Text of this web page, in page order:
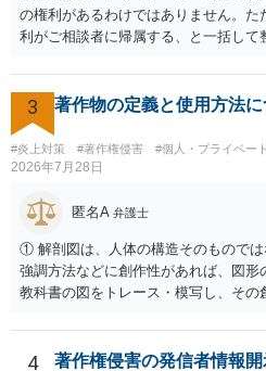
しての色彩が強まり、リスクが高まる
更・確認しておく事項については、公
界があるかと思うので、資料等を持
も一つかと存じます。
の権利があるわけではありません。
利がご相談者に帰属する、と一括し
身が著作権者です。 他方、ブランド
短いキャッチコピー、販売コンセプ
りません。ただし、ロゴに独自の図
は、その表現部分が著作物となる可能
の著作権は撮影者に、肖像に関する
わけではありません。デザイナーが独
等は別として、一般的なレイアウトや
材を希望に沿って配置した部分には、
いと考えられます。仮に具体的な画面
ても、その権利は当該部分に限られ
の同意があれば別です。また、単に制
3 著作物の定義と使用方法に
#炎上対策 #著作権侵害 #個人・プライベート
2026年7月28日
匿名A 弁護士
① 解剖図は、人体の構造そのものでは
強調方法などに創作性があれば、図形
教科書の図をトレース・模写し、そ
も、SNSへの公開は私的使用には当
けでは、適法な引用にはなりません
4
著作権侵害の発信者情報